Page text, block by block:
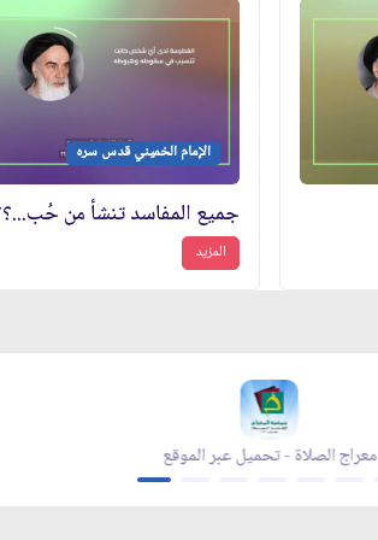
الإمام الخميني قدس سره
جميع المفاسد تنشأ من
المزيد
معراج الصلاة - تحميل عبر الموقع